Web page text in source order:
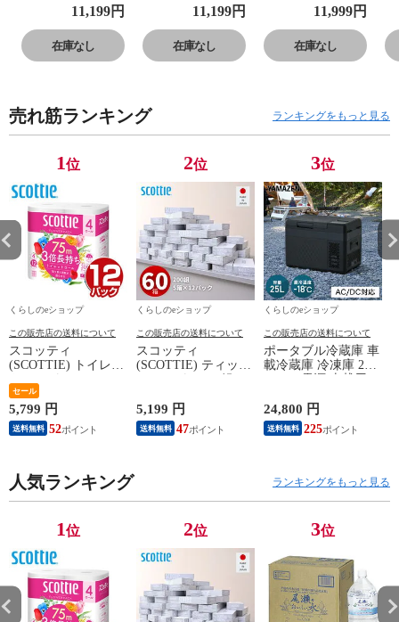
本製 燕三条 水切
り 水切りかご 水
切りカゴ 水切り
トレー キッチン
料無料】
11,199円
在庫なし
本製 燕三条 水切
り 水切りかご 水
切りカゴ 水切り
トレー キッチン
料無料】
11,199円
在庫なし
本製 燕三条 水切
り 水切りかご 水
切りカゴ 水切り
トレー キッチン
料無料】
11,999円
在庫なし
売れ筋ランキング ランキングをもっと見る
1位
くらしのeショップ
この販売店の送料について
スコッティ
(SCOTTIE) トイレッ
パック 3倍長持ち 4
ロール(ダブル) 4ロー
ル×12(48ロール) 3倍
ロール 3倍巻 トイレ
製紙クレシア 【送料
無料】
セール
5,799 円
送料無料 52
2位
くらしのeショップ
この販売店の送料について
スコッティ
(SCOTTIE) ティッシ
ティシュペーパー ま
とめ買い ケース販売
ボックスティッシュ
5,199 円
送料無料 47
3位
くらしのeショップ
この販売店の送料について
ポータブル冷蔵庫 車
載冷蔵庫 冷凍庫 25L
度 急速冷凍 コンプ
レッサー式 YFR-
AC252(B) ミニ冷蔵庫
カンド冷蔵庫 山善
24,800 円
送料無料 225
人気ランキング ランキングをもっと見る
1位 2位 3位